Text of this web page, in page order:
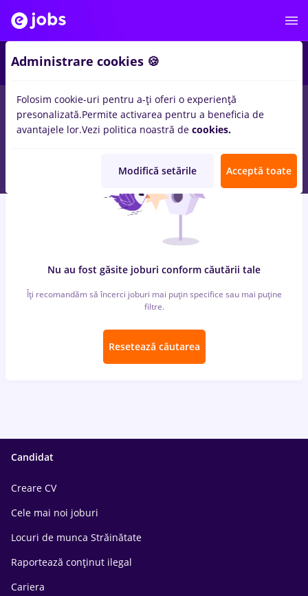
locuri de muncacu salarii peisagist, Full timein
pentruStudentinBanci
Nu au fost găsite joburi conform căutării tale
Îți recomandăm să încerci joburi mai puțin specifice sau mai puține
filtre.
Resetează căutarea
Candidat
Creare CV
Cele mai noi joburi
Locuri de munca Străinătate
Raportează conținut ilegal
Cariera
Administrare cookies 🍪
Folosim cookie-uri pentru a-ți oferi o experiență
presonalizată.Permite activarea pentru a beneficia de
avantajele lor.Vezi politica noastră de cookies.
Modifică setările Acceptă toate